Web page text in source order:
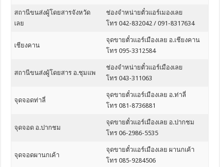
สถานีขนส่งผู้โดยสารจังหวัด
เลย
ช่องจำหน่ายตั๋วแอร์เมองเลย
โทร 042-832042 / 091-8317634
เชียงคาน
จุดขายตั๋วแอร์เมืองเลย อ.เชียงคาน
โทร 095-3312584
สถานีขนส่งผู้โดยสาร อ.ชุมแพ
ช่องจำหน่ายตั๋วแอร์เมืองเลย
โทร 043-311063
จุดจอดท่าลี่
จุดขายตั๋วแอร์เมืองเลย อ.ท่าลี่
โทร 081-8736881
จุดจอด อ.ปากชม
จุดขายตั๋วแอร์เมืองเลย อ.ปากชม
โทร 06-2986-5535
จุดจอดผานกเค้า
จุดขายตั๋วแอร์เมืองเลย ผานกเค้า
โทร 085-9284506